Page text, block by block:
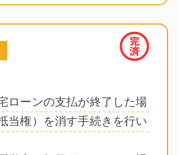
ローンの支払が終了した場
当権）を消す手続きを行い